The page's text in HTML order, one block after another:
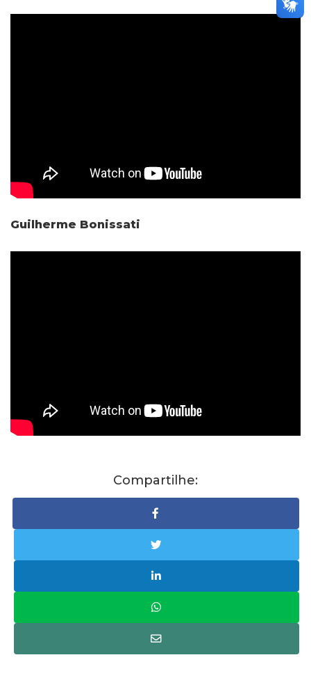
Guilherme Bonissati
Compartilhe: